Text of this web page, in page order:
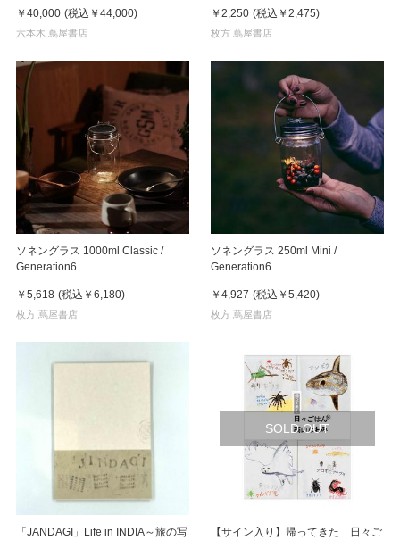
￥40,000 (税込 ￥44,000)
六本木 蔦屋書店
￥2,250 (税込 ￥2,475)
枚方 蔦屋書店
ソネングラス 1000ml Classic /
Generation6
￥5,618 (税込 ￥6,180)
枚方 蔦屋書店
ソネングラス 250ml Mini /
Generation6
￥4,927 (税込 ￥5,420)
枚方 蔦屋書店
「JANDAGI」Life in INDIA～旅の写
SOLD OUT
【サイン入り】帰ってきた 日々ご